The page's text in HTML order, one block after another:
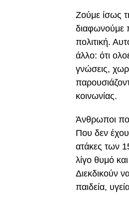
Ζούμε ίσως
διαφωνούμε
πολιτική.
άλλο: ότι
γνώσεις,
κοινωνίας.
Άνθρωποι
Που δεν
ατάκες των
λίγο θυμό
Διεκδικούν
παιδεία,